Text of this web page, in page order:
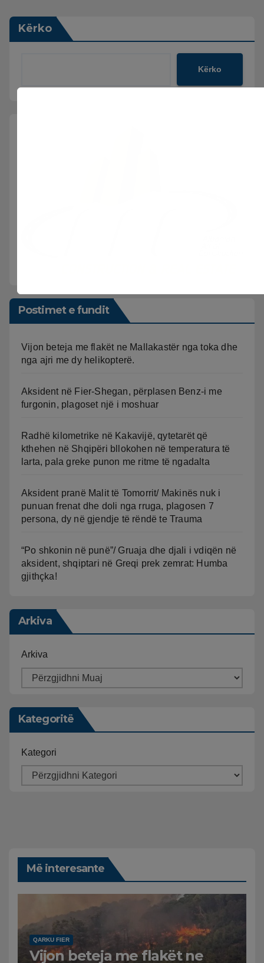
Kërko
Kërko
Postimet e fundit
Vijon beteja me flakët ne Mallakastër nga toka dhe
nga ajri me dy helikopterë.
Aksident në Fier-Shegan, përplasen Benz-i me
furgonin, plagoset një i moshuar
Radhë kilometrike në Kakavijë, qytetarët që
kthehen në Shqipëri bllokohen në temperatura të
larta, pala greke punon me ritme të ngadalta
Aksident pranë Malit të Tomorrit/ Makinës nuk i
punuan frenat dhe doli nga rruga, plagosen 7
persona, dy në gjendje të rëndë te Trauma
“Po shkonin në punë”/ Gruaja dhe djali i vdiqën në
aksident, shqiptari në Greqi prek zemrat: Humba
gjithçka!
Arkiva
Arkiva
Kategoritë
Kategori
Më interesante
QARKU FIER
Vijon beteja me flakët ne